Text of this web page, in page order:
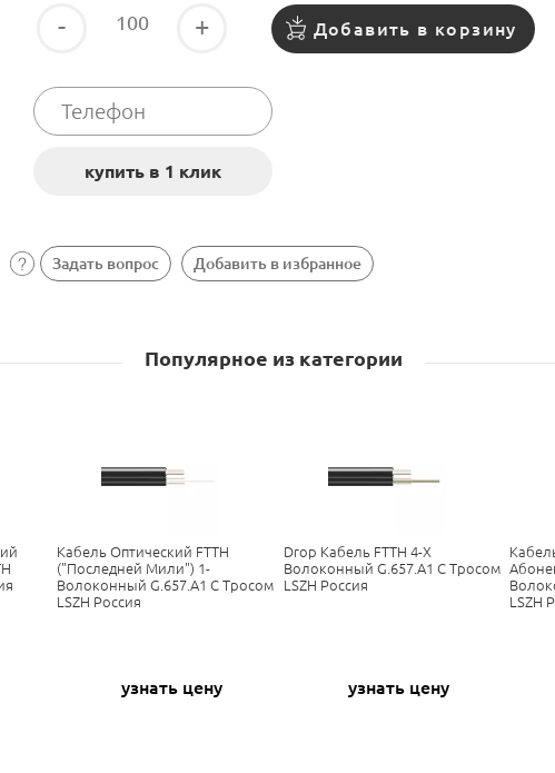
- + Добавить в корзину
Задать вопрос Добавить в избранное
Популярное из категории
Кабель Оптический FTTH
("последней Мили") 1-
Волоконный G.657.A1 С Тросом
LSZH Россия
узнать цену
Drop Кабель FTTH 4-X
Волоконный G.657.A1 С Тросом
LSZH Россия
узнать цену
LSZH